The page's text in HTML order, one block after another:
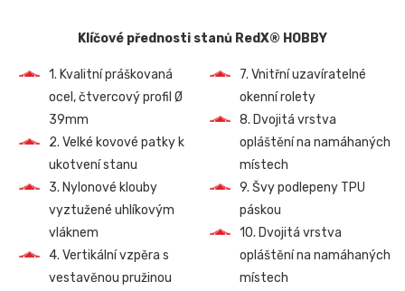
Klíčové přednosti stanů RedX® HOBBY
1. Kvalitní práškovaná
ocel, čtvercový profil Ø
39mm
2. Velké kovové patky k
ukotvení stanu
3. Nylonové klouby
vyztužené uhlíkovým
vláknem
4. Vertikální vzpěra s
vestavěnou pružinou
7. Vnitřní uzavíratelné
okenní rolety
8. Dvojitá vrstva
opláštění na namáhaných
místech
9. Švy podlepeny TPU
páskou
10. Dvojitá vrstva
opláštění na namáhaných
místech